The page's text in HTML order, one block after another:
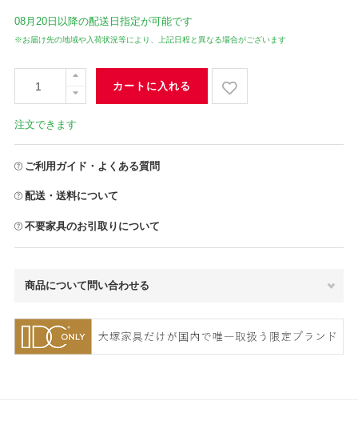
08月20日 以降の配送日指定が可能です
※お届け先の地域や入荷状況等により、上記日程と異なる場合がございます
カートに入れる
注文できます
ご利用ガイド・よくある質問
配送・送料について
不要家具のお引取りについて
商品について問い合わせる